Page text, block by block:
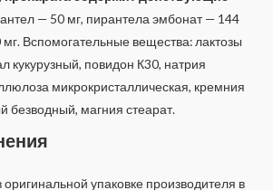
— 50 мг, пирантела эмбонат — 144
Вспомогательные вещества: лактозы
кукурузный, повидон К30, натрия
микрокристаллическая, кремния
безводный, магния стеарат.
упаковке производителя в